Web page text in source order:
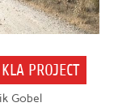
PROJECT
Gobel